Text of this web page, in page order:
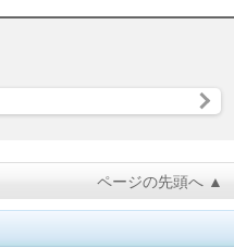
ページの先頭へ ▲